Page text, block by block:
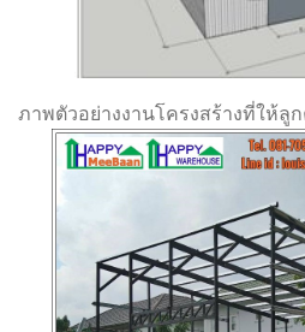
ภาพตัวอย่างงานโครงสร้างที่ให้ลู